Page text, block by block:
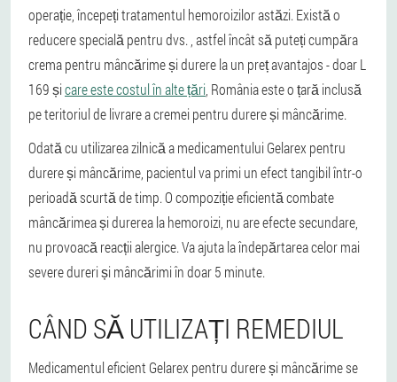
operație, începeți tratamentul hemoroizilor astăzi. Există o
reducere specială pentru dvs. , astfel încât să puteți cumpăra
crema pentru mâncărime și durere la un preț avantajos - doar L
169 șicare este costul în alte țări , România este o țară inclusă
pe teritoriul de livrare a cremei pentru durere și mâncărime.
Odată cu utilizarea zilnică a medicamentului Gelarex pentru
durere și mâncărime, pacientul va primi un efect tangibil într-o
perioadă scurtă de timp. O compoziție eficientă combate
mâncărimea și durerea la hemoroizi, nu are efecte secundare,
nu provoacă reacții alergice. Va ajuta la îndepărtarea celor mai
severe dureri și mâncărimi în doar 5 minute.
CÂND SĂ UTILIZAȚI REMEDIUL
Medicamentul eficient Gelarex pentru durere și mâncărime se